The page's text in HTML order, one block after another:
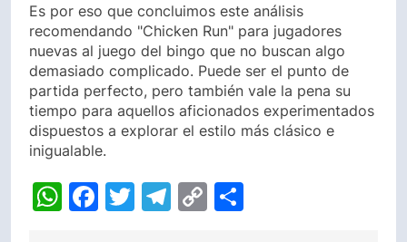
Es por eso que concluimos este análisis
recomendando "Chicken Run" para jugadores
nuevas al juego del bingo que no buscan algo
demasiado complicado. Puede ser el punto de
partida perfecto, pero también vale la pena su
tiempo para aquellos aficionados experimentados
dispuestos a explorar el estilo más clásico e
inigualable.
WhatsApp
Facebook
Twitter
Telegram
Copy